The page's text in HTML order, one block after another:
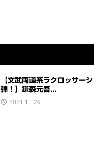
【文武両道系ラクロッサー
弾！】鎌森元吾...
2021.11.29